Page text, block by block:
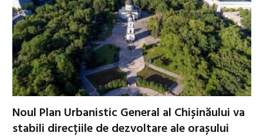
Noul Plan Urbanistic General al Chișinăului va
stabili direcțiile de dezvoltare ale orașului